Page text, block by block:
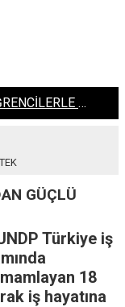
GÜÇLÜ
Türkiye iş
18
iş hayatına